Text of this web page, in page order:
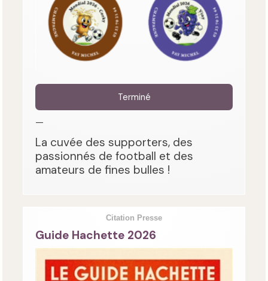
Terminé
—
La cuvée des supporters, des
passionnés de football et des
amateurs de fines bulles !
Citation Presse
Guide Hachette 2026